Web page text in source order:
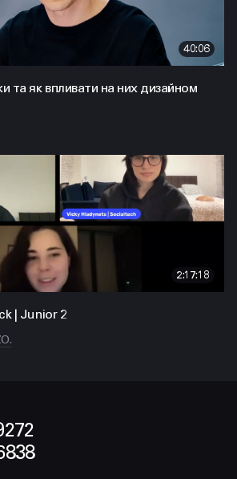
40:06
та як впливати на них дизайном
2:17:18
| Junior 2